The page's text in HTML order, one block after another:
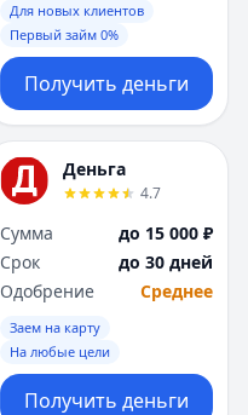
Для новых клиентов
Первый займ 0%
Получить деньги
Деньга
4.7
Сумма
до 15 000 ₽
Срок
до 30 дней
Одобрение
Среднее
Заем на карту
На любые цели
Получить деньги